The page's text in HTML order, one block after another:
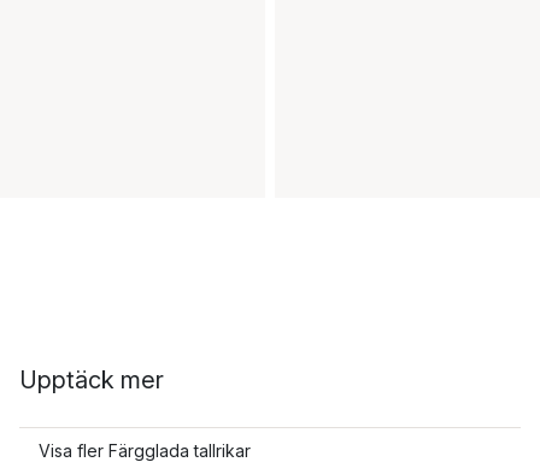
Upptäck mer
Visa fler Färgglada tallrikar